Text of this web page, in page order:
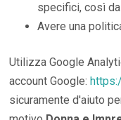
specifici, così
Avere una
Utilizza Google
account Google:
sicuramente d'aiuto